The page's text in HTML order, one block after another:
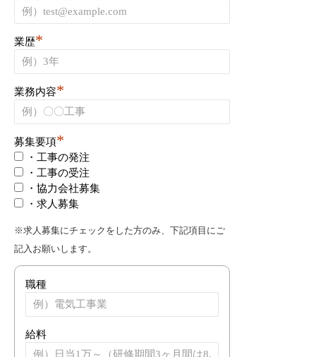
業歴*
業務内容*
募集要項*
・工事の発注
・工事の受注
・協力会社募集
・求人募集
※求人募集にチェックをした方のみ、下記項目にご
記入お願いします。
職種
給料